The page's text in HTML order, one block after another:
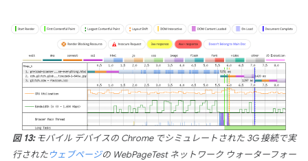
図 13:モバイル デバイスの Chrome でシミュレートされた 3G 接続で実
行されたウェブページの WebPageTest ネットワーク ウォーターフォー